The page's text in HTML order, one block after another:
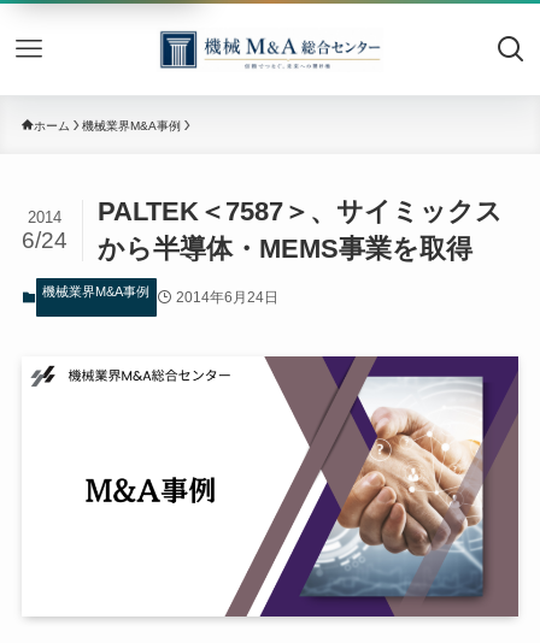
機械
ホーム 機械業界M&A事例
PALTEK＜7587＞、サイミックス
から半導体・MEMS事業を取得
2014
6/24
機械業界M&A事例 2014年6月24日